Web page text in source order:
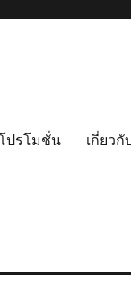
ปรโมชั่น เกี่ยวกั